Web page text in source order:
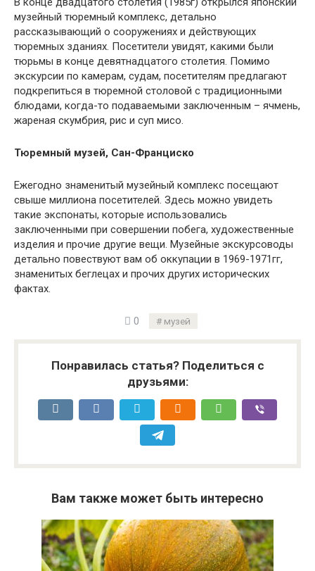
музейный тюремный комплекс, детально
рассказывающий о сооружениях и действующих
тюремных зданиях. Посетители увидят, какими были
тюрьмы в конце девятнадцатого столетия. Помимо
экскурсии по камерам, судам, посетителям предлагают
подкрепиться в тюремной столовой с традиционными
блюдами, когда-то подаваемыми заключенным – ячмень,
жареная скумбрия, рис и суп мисо.
Тюремный музей, Сан-Франциско
Ежегодно знаменитый музейный комплекс посещают
свыше миллиона посетителей. Здесь можно увидеть
такие экспонаты, которые использовались
заключенными при совершении побега, художественные
изделия и прочие другие вещи. Музейные экскурсоводы
детально повествуют вам об оккупации в 1969-1971гг,
знаменитых беглецах и прочих других исторических
фактах.
0 музей
Понравилась статья? Поделиться с
друзьями:
Вам также может быть интересно